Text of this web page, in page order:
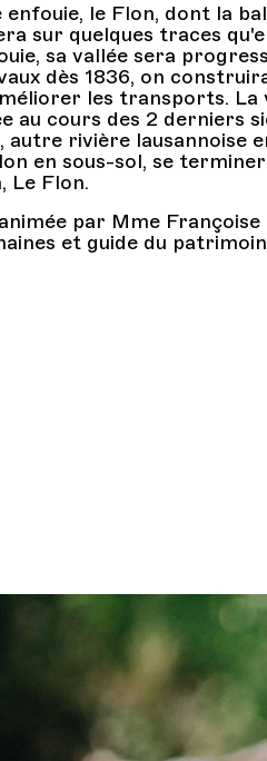
le Flon, dont la
sur quelques traces
sa vallée sera
dès 1836, on
les transports. La
cours des 2 derniers
rivière lausannoise
en sous-sol, se
Le Flon.
par Mme Françoise
et guide du